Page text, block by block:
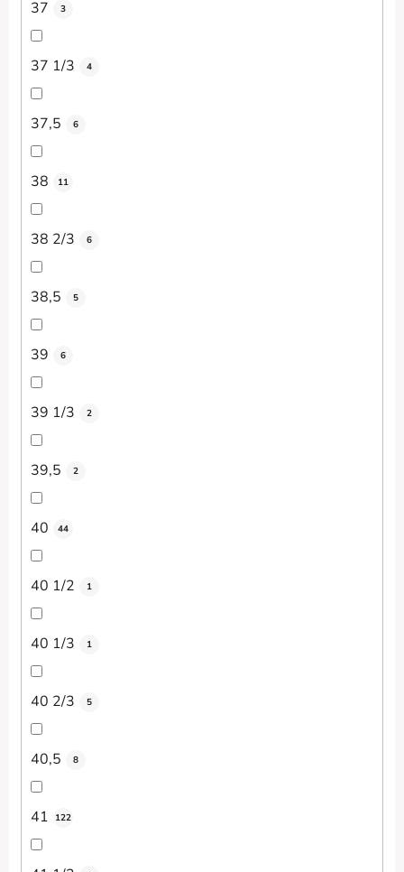
37 3
37 1/3 4
37,5 6
38 11
38 2/3 6
38,5 5
39 6
39 1/3 2
39,5 2
40 44
40 1/2 1
40 1/3 1
40 2/3 5
40,5 8
41 122